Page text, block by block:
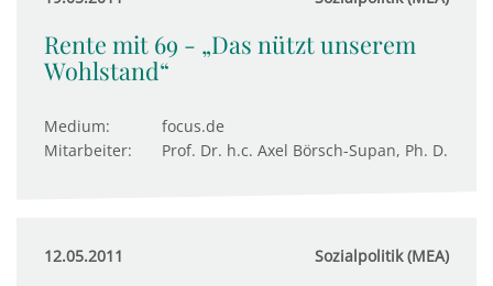
Rente mit 69 - „Das nützt unserem
Wohlstand“
Medium:
focus.de
Mitarbeiter:
Prof. Dr. h.c. Axel Börsch-Supan, Ph. D.
12.05.2011 Sozialpolitik (MEA)